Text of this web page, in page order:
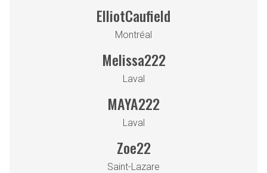
ElliotCaufield
Montréal
Melissa222
Laval
MAYA222
Laval
Zoe22
Saint-Lazare